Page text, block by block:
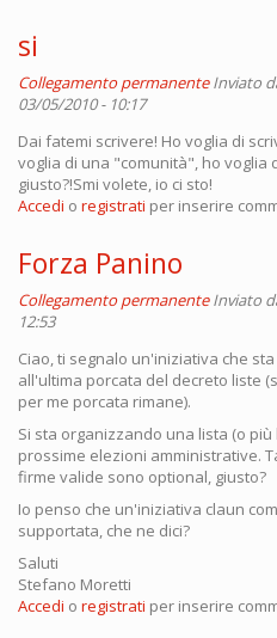
si
Collegamento permanente Inviato
03/05/2010 - 10:17
Dai fatemi scrivere! Ho voglia di
voglia di una "comunità", ho voglia
giusto?!Smi volete, io ci sto!
Accedi o registrati per inserire
Forza Panino
Collegamento permanente Inviato
12:53
Ciao, ti segnalo un'iniziativa che
all'ultima porcata del decreto liste
per me porcata rimane).
Si sta organizzando una lista (o
prossime elezioni amministrative.
firme valide sono optional, giusto?
Io penso che un'iniziativa claun
supportata, che ne dici?
Saluti
Stefano Moretti
Accedi o registrati per inserire